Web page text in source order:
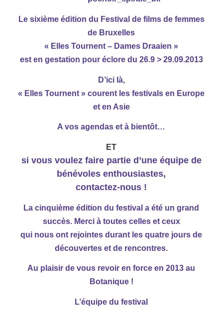
Le sixième édition du Festival de films de femmes
de Bruxelles
« Elles Tournent – Dames Draaien »
est en gestation pour éclore du 26.9 > 29.09.2013
D’ici là,
« Elles Tournent » courent les festivals en Europe
et en Asie
A vos agendas et à bientôt…
ET
si vous voulez faire partie d’une équipe de
bénévoles enthousiastes,
contactez-nous !
La cinquième édition du festival a été un grand
succès. Merci à toutes celles et ceux
qui nous ont rejointes durant les quatre jours de
découvertes et de rencontres.
Au plaisir de vous revoir en force en 2013 au
Botanique !
L’équipe du festival